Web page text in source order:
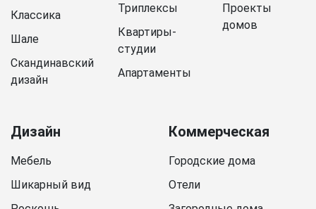
Классика
Шале
Скандинавский
дизайн
Триплексы
Квартиры-
студии
Апартаменты
Проекты
домов
Дизайн
Мебель
Шикарный вид
Коммерческая
Городские дома
Отели